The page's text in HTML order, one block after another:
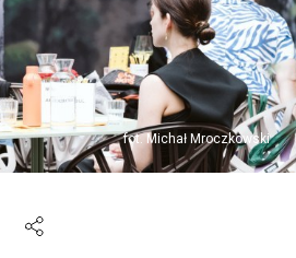
fot. Michał Mroczkowski